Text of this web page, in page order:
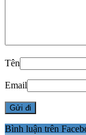
Tên
Email
Bình luận trên